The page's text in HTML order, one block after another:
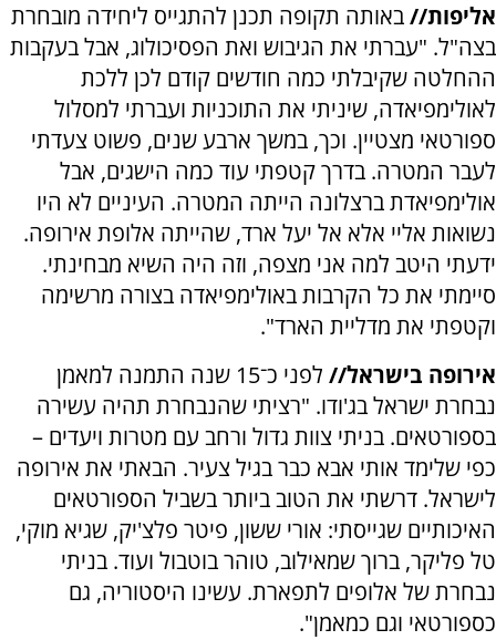
אליפות//באותה תקופה תכנן להתגייס ליחידה מובחרת
בצה"ל. "עברתי את הגיבוש ואת הפסיכולוג, אבל בעקבות
ההחלטה שקיבלתי כמה חודשים קודם לכן ללכת
לאולימפיאדה, שיניתי את התוכניות ועברתי למסלול
ספורטאי מצטיין. וכך, במשך ארבע שנים, פשוט צעדתי
לעבר המטרה. בדרך קטפתי עוד כמה הישגים, אבל
אולימפיאדת ברצלונה הייתה המטרה. העיניים לא היו
נשואות אליי אלא אל יעל ארד, שהייתה אלופת אירופה.
ידעתי היטב למה אני מצפה, וזה היה השיא מבחינתי.
סיימתי את כל הקרבות באולימפיאדה בצורה מרשימה
וקטפתי את מדליית הארד".
אירופה בישראל//
לפני כ־15 שנה התמנה למאמן
נבחרת ישראל בג'ודו. "רציתי שהנבחרת תהיה עשירה
בספורטאים. בניתי צוות גדול ורחב עם מטרות ויעדים –
כפי שלימד אותי אבא כבר בגיל צעיר. הבאתי את אירופה
לישראל. דרשתי את הטוב ביותר בשביל הספורטאים
האיכותיים שגייסתי: אורי ששון, פיטר פלצ'יק, שגיא מוקי,
טל פליקר, ברוך שמאילוב, טוהר בוטבול ועוד. בניתי
נבחרת של אלופים לתפארת. עשינו היסטוריה, גם
כספורטאי וגם כמאמן".